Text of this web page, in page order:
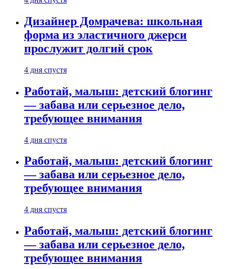
Дизайнер Домрачева: школьная
форма из эластичного джерси
прослужит долгий срок
4 дня спустя
Работай, малыш: детский блогинг
— забава или серьезное дело,
требующее внимания
4 дня спустя
Работай, малыш: детский блогинг
— забава или серьезное дело,
требующее внимания
4 дня спустя
Работай, малыш: детский блогинг
— забава или серьезное дело,
требующее внимания